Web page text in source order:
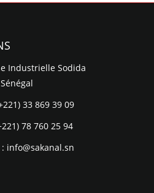
Industrielle Sodida
33 869 39 09
78 760 25 94
info@sakanal.sn